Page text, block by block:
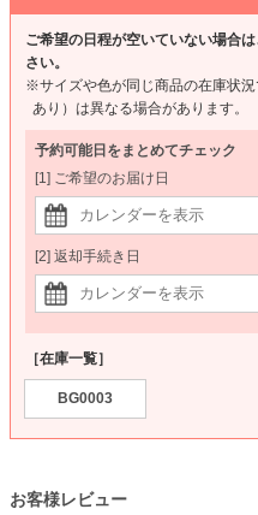
ご希望の日程が空いていない場合
さい。
※サイズや色が同じ商品の在庫状
あり）は異なる場合があります。
予約可能日をまとめてチェック
[1] ご希望のお届け日
[2] 返却手続き日
［在庫一覧］
BG0003
お客様レビュー